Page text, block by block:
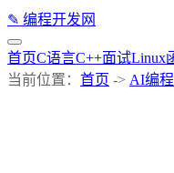
✎ 编程开发网
首页C语言C++面试Linux
当前位置： 首页 -> AI编